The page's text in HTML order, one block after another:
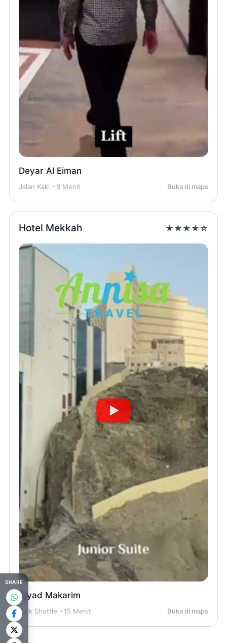
Deyar Al Eiman
Jalan Kaki ~8 Menit Buka di maps
Hotel Mekkah ★★★★☆
Ajyad Makarim
Naik Shuttle ~15 Menit Buka di maps
SHARE